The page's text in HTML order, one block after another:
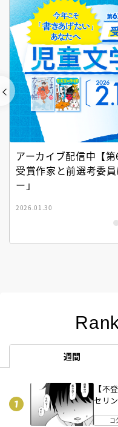
アーカイブ配信中【
受賞作家と前選考委
ー」
2026.01.30
週間
【不
セリ
コ